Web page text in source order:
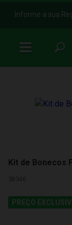
b
Informe a sua
Kit de Bonecos
38346
PREÇO